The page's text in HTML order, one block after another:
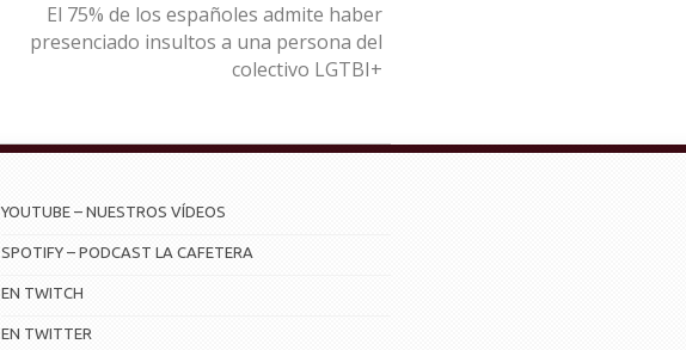
El 75% de los españoles admite haber
presenciado insultos a una persona del
colectivo LGTBI+
YOUTUBE – NUESTROS VÍDEOS
SPOTIFY – PODCAST LA CAFETERA
EN TWITCH
EN TWITTER